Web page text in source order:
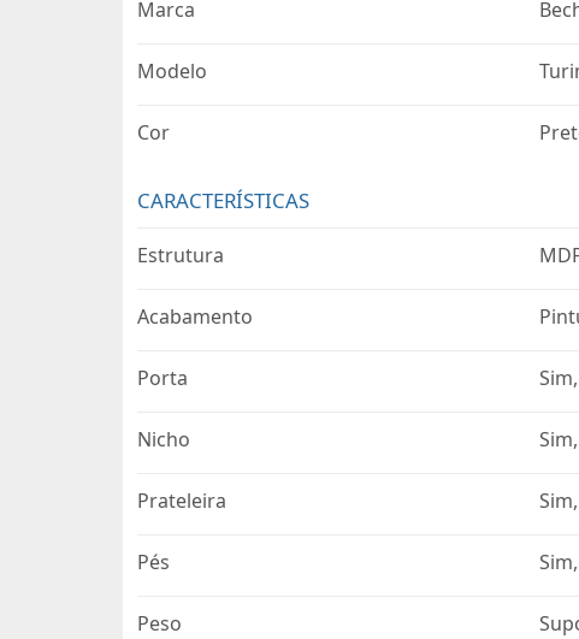
Marca
Modelo
Cor
CARACTERÍSTICAS
Estrutura
Acabamento
Porta
Nicho
Prateleira
Pés
Peso